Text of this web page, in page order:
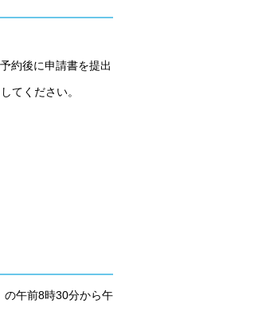
約後に申請書を提出
てください。
の午前8時30分から午